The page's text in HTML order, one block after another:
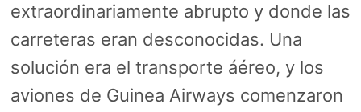
extraordinariamente abrupto y donde las
carreteras eran desconocidas. Una
solución era el transporte áéreo, y los
aviones de Guinea Airways comenzaron